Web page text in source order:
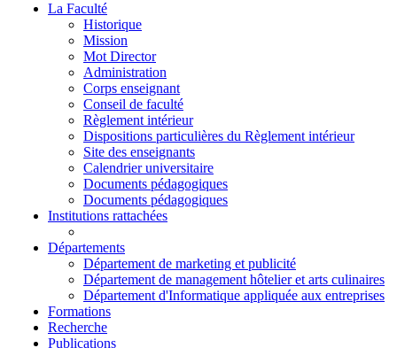
La Faculté
Historique
Mission
Mot Director
Administration
Corps enseignant
Conseil de faculté
Règlement intérieur
Dispositions particulières du Règlement intérieur
Site des enseignants
Calendrier universitaire
Documents pédagogiques
Documents pédagogiques
Institutions rattachées
Départements
Département de marketing et publicité
Département de management hôtelier et arts culinaires
Département d'Informatique appliquée aux entreprises
Formations
Recherche
Publications